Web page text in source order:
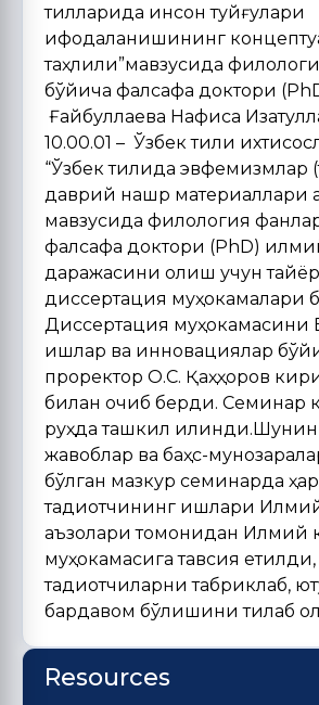
тилларида инсон туйғулари
ифодаланишининг
таҳлили”мавзусида
бўйича фалсафа доктори
Ғайбуллаева Нафиса
10.00.01 – Ўзбек тили
“Ўзбек тилида эвфемизмлар
даврий нашр материаллари
мавзусида филология
фалсафа доктори (PhD)
даражасини олиш учун
диссертация муҳокамалари
Диссертация муҳокамасини
ишлар ва инновациялар
проректор О.С. Қаҳҳоров
билан очиб берди. Семинар
руҳда ташкил
жавоблар ва баҳс-
бўлган мазкур семинарда
тадқиқотчининг ишлари
аъзолари томонидан Илмий
муҳокамасига тавсия
тадқиқотчиларни табриклаб,
бардавом бўлишини тилаб
Resources